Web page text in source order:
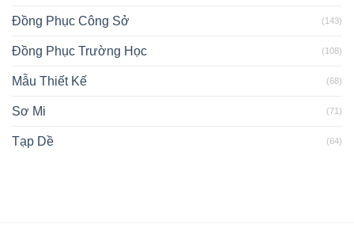
Đồng Phục Công Sở (143)
Đồng Phục Trường Học (108)
Mẫu Thiết Kế (68)
Sơ Mi (71)
Tạp Dề (64)